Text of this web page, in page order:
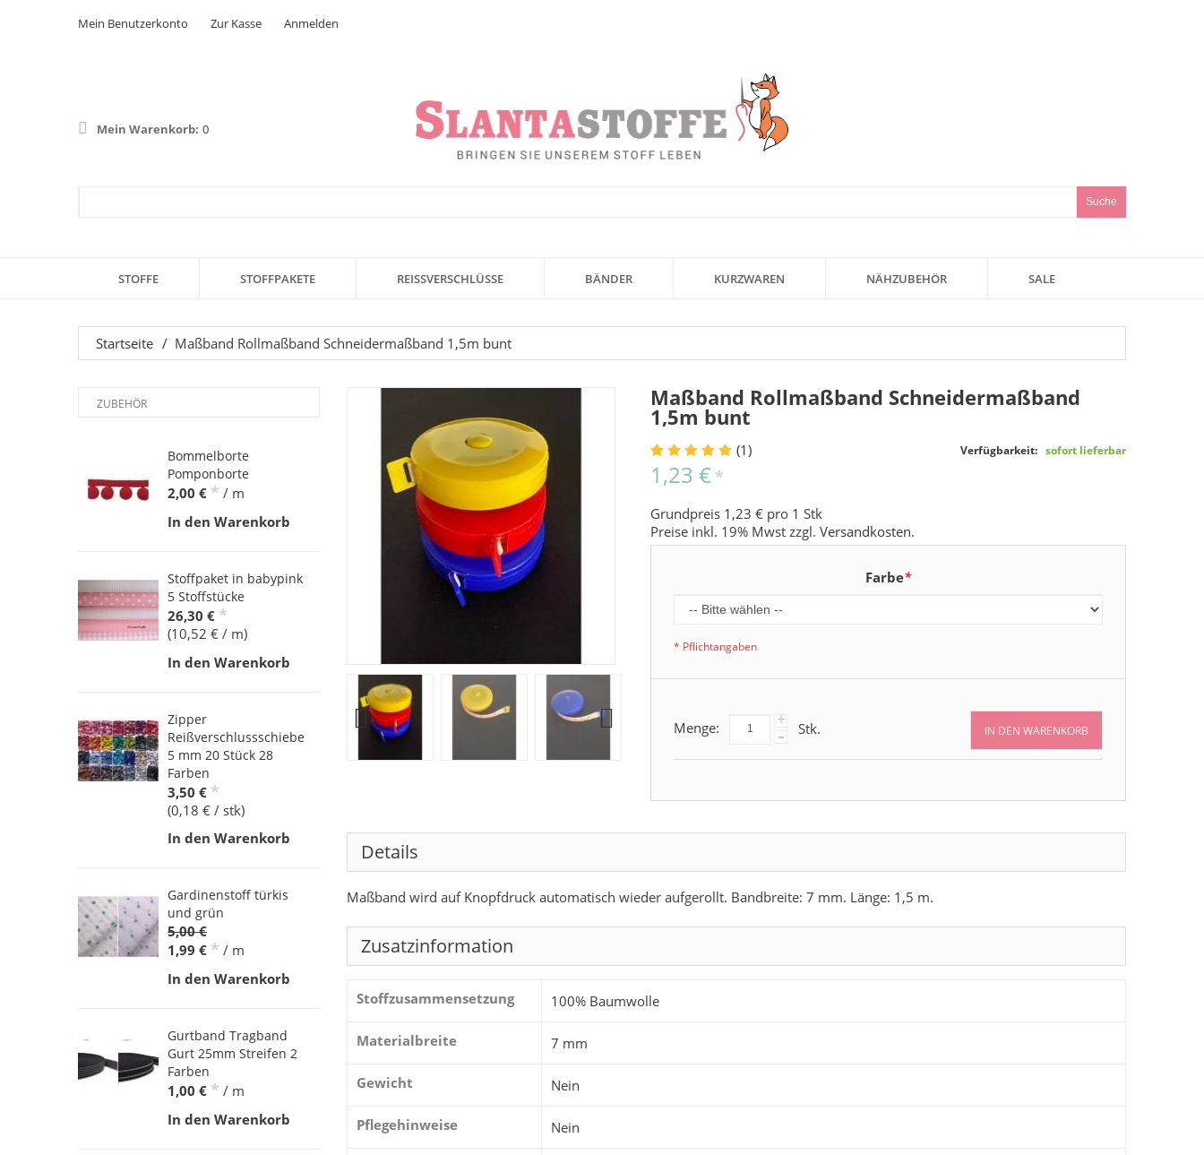
Mein Benutzerkonto Zur Kasse Anmelden
Mein Warenkorb: 0
Suche
STOFFE STOFFPAKETE REISSVERSCHLÜSSE BÄNDER KURZWAREN NÄHZUBEHÖR SALE
Startseite / Maßband Rollmaßband Schneidermaßband 1,5m bunt
Maßband Rollmaßband Schneidermaßband
1,5m bunt
(1) Verfügbarkeit: sofort lieferbar
1,23 € *
Grundpreis 1,23 € pro 1 Stk
Preise inkl. 19% Mwst zzgl.Versandkosten.
*
Farbe
* Pflichtangaben
Menge: +
- Stk. IN DEN WARENKORB
Details
Maßband wird auf Knopfdruck automatisch wieder aufgerollt. Bandbreite: 7 mm. Länge: 1,5 m.
Zusatzinformation
Stoffzusammensetzung 100% Baumwolle
Materialbreite 7 mm
Gewicht Nein
Pflegehinweise Nein
ZUBEHÖR
Bommelborte
Pomponborte
2,00 € * / m
In den Warenkorb
Stoffpaket in babypink
5 Stoffstücke
26,30 € *
(10,52 € / m)
In den Warenkorb
Zipper
Reißverschlussschieber
5 mm 20 Stück 28
Farben
3,50 € *
(0,18 € / stk)
In den Warenkorb
Gardinenstoff türkis
und grün
5,00 €
1,99 € * / m
In den Warenkorb
Gurtband Tragband
Gurt 25mm Streifen 2
Farben
1,00 € * / m
In den Warenkorb